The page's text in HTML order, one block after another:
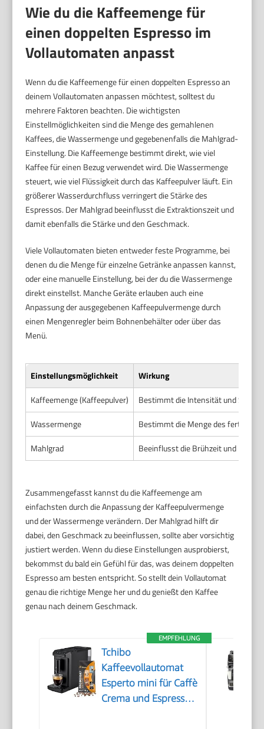
Wie du die Kaffeemenge für
einen doppelten Espresso im
Vollautomaten anpasst
Wenn du die Kaffeemenge für einen doppelten Espresso an
deinem Vollautomaten anpassen möchtest, solltest du
mehrere Faktoren beachten. Die wichtigsten
Einstellmöglichkeiten sind die Menge des gemahlenen
Kaffees, die Wassermenge und gegebenenfalls die Mahlgrad-
Einstellung. Die Kaffeemenge bestimmt direkt, wie viel
Kaffee für einen Bezug verwendet wird. Die Wassermenge
steuert, wie viel Flüssigkeit durch das Kaffeepulver läuft. Ein
größerer Wasserdurchfluss verringert die Stärke des
Espressos. Der Mahlgrad beeinflusst die Extraktionszeit und
damit ebenfalls die Stärke und den Geschmack.
Viele Vollautomaten bieten entweder feste Programme, bei
denen du die Menge für einzelne Getränke anpassen kannst,
oder eine manuelle Einstellung, bei der du die Wassermenge
direkt einstellst. Manche Geräte erlauben auch eine
Anpassung der ausgegebenen Kaffeepulvermenge durch
einen Mengenregler beim Bohnenbehälter oder über das
Menü.
Einstellungsmöglichkeit
Wirkung
Kaffeemenge (Kaffeepulver)
Bestimmt die Intensität und Stärke
Wassermenge
Bestimmt die Menge des fertigen
Mahlgrad
Beeinflusst die Brühzeit und
Zusammengefasst kannst du die Kaffeemenge am
einfachsten durch die Anpassung der Kaffeepulvermenge
und der Wassermenge verändern. Der Mahlgrad hilft dir
dabei, den Geschmack zu beeinflussen, sollte aber vorsichtig
justiert werden. Wenn du diese Einstellungen ausprobierst,
bekommst du bald ein Gefühl für das, was deinem doppelten
Espresso am besten entspricht. So stellt dein Vollautomat
genau die richtige Menge her und du genießt den Kaffee
genau nach deinem Geschmack.
EMPFEHLUNG
Tchibo
Kaffeevollautomat
Esperto mini für Caffè
Crema und Espresso,